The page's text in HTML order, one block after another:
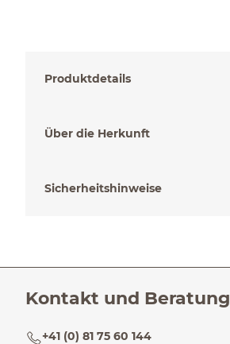
Produktdetails
Über die Herkunft
Sicherheitshinweise
Kontakt und Beratung
+41 (0) 81 75 60 144